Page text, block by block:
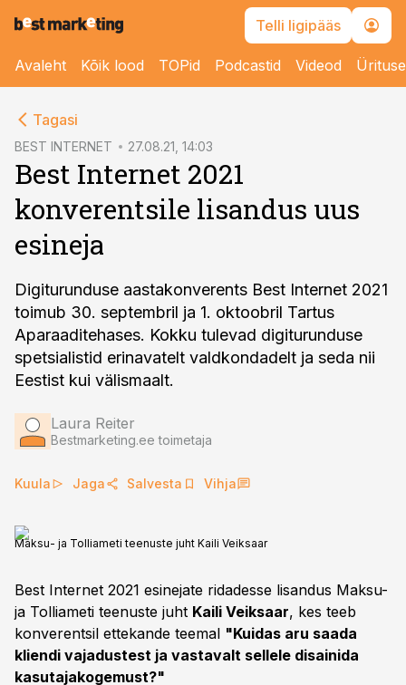
Telli ligipääs
Avaleht Kõik lood TOPid Podcastid Videod
Tagasi
BEST INTERNET 27.08.21, 14:03
Best Internet 2021
konverentsile lisandus uus
esineja
Digiturunduse aastakonverents Best Internet 2021
toimub 30. septembril ja 1. oktoobril Tartus
Aparaaditehases. Kokku tulevad digiturunduse
spetsialistid erinavatelt valdkondadelt ja seda nii
Eestist kui välismaalt.
Laura Reiter
Bestmarketing.ee toimetaja
Kuula Jaga Salvesta Vihja
Maksu- ja Tolliameti teenuste juht Kaili Veiksaar
Best Internet 2021 esinejate ridadesse lisandus Maksu-
ja Tolliameti teenuste juht Kaili Veiksaar, kes teeb
konverentsil ettekande teemal "Kuidas aru saada
kliendi vajadustest ja vastavalt sellele disainida
kasutajakogemust?"